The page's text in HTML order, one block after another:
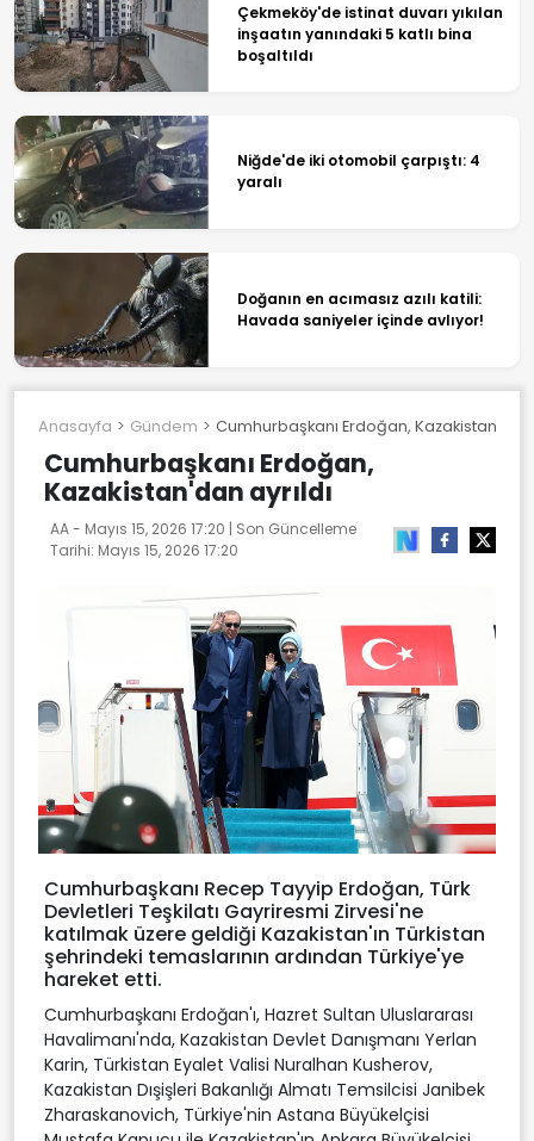
Çekmeköy'de istinat duvarı yıkılan
inşaatın yanındaki 5 katlı bina
boşaltıldı
Niğde'de iki otomobil çarpıştı: 4
yaralı
Doğanın en acımasız azılı katili:
Havada saniyeler içinde avlıyor!
Anasayfa Gündem Cumhurbaşkanı Erdoğan, Kazakistan'dan
Cumhurbaşkanı Erdoğan,
Kazakistan'dan ayrıldı
AA - Mayıs 15, 2026 17:20 | Son Güncelleme
Tarihi: Mayıs 15, 2026 17:20
Cumhurbaşkanı Recep Tayyip Erdoğan, Türk
Devletleri Teşkilatı Gayriresmi Zirvesi'ne
katılmak üzere geldiği Kazakistan'ın Türkistan
şehrindeki temaslarının ardından Türkiye'ye
hareket etti.
Cumhurbaşkanı Erdoğan'ı, Hazret Sultan Uluslararası
Havalimanı'nda, Kazakistan Devlet Danışmanı Yerlan
Karin, Türkistan Eyalet Valisi Nuralhan Kusherov,
Kazakistan Dışişleri Bakanlığı Almatı Temsilcisi Janibek
Zharaskanovich, Türkiye'nin Astana Büyükelçisi